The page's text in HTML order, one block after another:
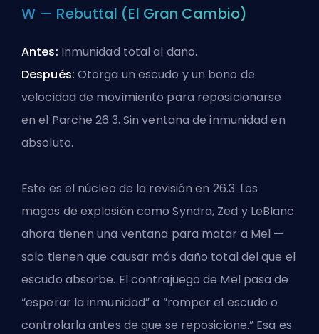
W — Rebuttal (El Gran Cambio)
Antes: Inmunidad total al daño.
Después: Otorga un escudo y un bono de
velocidad de movimiento para reposicionarse
en el Parche 26.3. Sin ventana de inmunidad en
absoluto.
Este es el núcleo de la revisión en 26.3. Los
magos de explosión como Syndra, Zed y LeBlanc
ahora tienen una ventana para matar a Mel —
solo tienen que causar más daño total del que el
escudo absorbe. El contrajuego de Mel pasa de
“esperar la inmunidad” a “romper el escudo o
controlarla antes de que se reposicione.” Esa es